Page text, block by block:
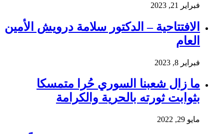
فبراير 21, 2023
الافتتاحية – الدكتور سلامة درويش الأمين
العام
فبراير 8, 2023
ما زال شعبنا السوري حُرا متمسكا
بثوابت ثورته بالحرية والكرامة
مايو 29, 2022